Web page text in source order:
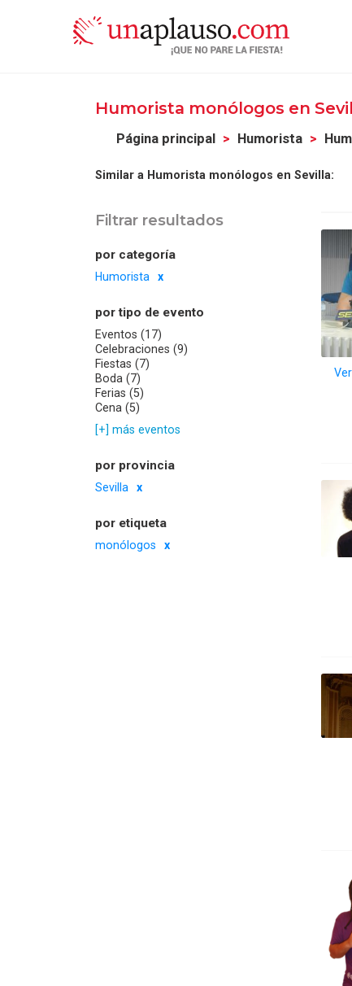
Humorista monólogos en
Página principal Humorista
Similar a Humorista monólogos en Sevilla:
Filtrar resultados
por categoría
Humorista
por tipo de evento
Eventos (17)
Celebraciones (9)
Fiestas (7)
Boda (7)
Ferias (5)
Cena (5)
[+] más eventos
por provincia
Sevilla
por etiqueta
monólogos